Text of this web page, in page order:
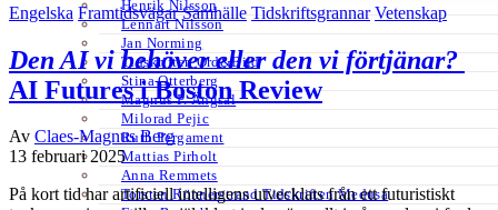
Henrik Nilsson
Lennart Nilsson
Jan Norming
Tidskriften Ord&Bild
Stina Otterberg
Magnus P. Ängsal
Milorad Pejic
Ruth Pergament
Mattias Pirholt
Anna Remmets
Torsten Rönnerstrand Tidskriften Medusa
Engelska Framtidsvägar Samhälle Tidskriftsgrannar Vetenskap
Den AI vi behöver eller den vi förtjänar?
AI Futures i Boston Review
Av Claes-Magnus Berg
13 februari 2025
På kort tid har artificiell intelligens utvecklats från ett futuristiskt